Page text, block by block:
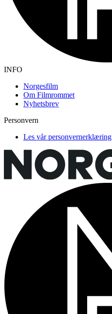
INFO
Norgesfilm
Om Filmrommet
Nyhetsbrev
Personvern
Les vår personvernerklæring